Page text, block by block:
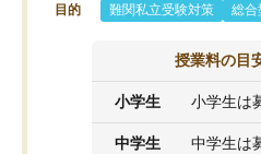
目的 難関私立受験対策 総合
授業料の目
小学生 小学生は
中学生 中学生は